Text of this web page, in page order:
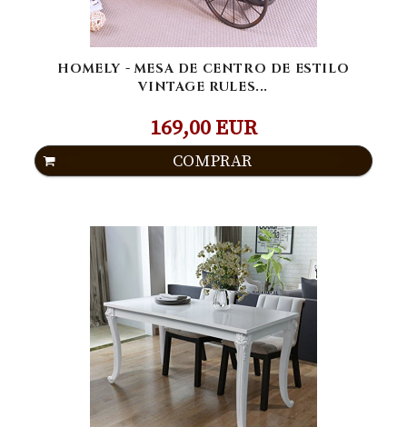
HOMELY - MESA DE CENTRO DE ESTILO
VINTAGE RULES...
169,00 EUR
COMPRAR